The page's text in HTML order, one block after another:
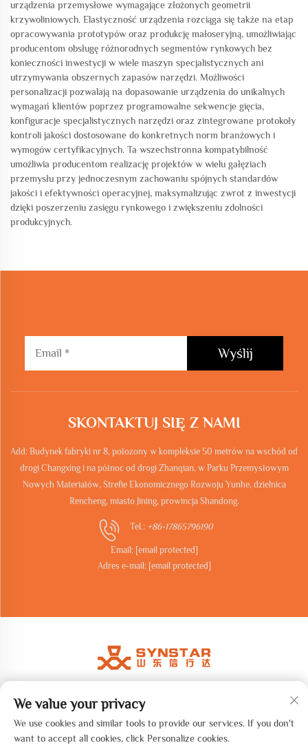
urządzenia przemysłowe wymagające złożonych geometrii
krzywoliniowych. Elastyczność urządzenia rozciąga się także na etap
opracowywania prototypów oraz produkcję małoseryjną, umożliwiając
producentom obsługę różnorodnych segmentów rynkowych bez
konieczności inwestycji w wiele maszyn specjalistycznych ani
utrzymywania obszernych zapasów narzędzi. Możliwości
personalizacji pozwalają na dopasowanie urządzenia do unikalnych
wymagań klientów poprzez programowalne sekwencje gięcia,
konfiguracje specjalistycznych narzędzi oraz zintegrowane protokoły
kontroli jakości dostosowane do konkretnych norm branżowych i
wymogów certyfikacyjnych. Ta wszechstronna kompatybilność
umożliwia producentom realizację projektów w wielu gałęziach
przemysłu przy jednoczesnym zachowaniu spójnych standardów
jakości i efektywności operacyjnej, maksymalizując zwrot z inwestycji
dzięki poszerzeniu zasięgu rynkowego i zwiększeniu zdolności
produkcyjnych.
Wyślij
SKONTAKTUJ SIĘ Z NAMI
Add: Budynek fabryki nr 8, położony w kompleksie 50 metrów na wschód od
drogi Changxing i na północ od drogi Zhanqian, w Parku Przemysłowym
Nowych Materiałów, Strefie Ekonomicznego Rozwoju Yunhe, dzielnica
Rencheng, miasto Jining, prowincja Shandong.
Tel.: +86-17865796190
Email: [email protected]
Adres e-mail: [email protected]
Copyright © 2026 Shandong synstar Intelligent Technology Co., Ltd.
We value your privacy
We use cookies and similar tools to provide our services. If you don't
want to accept all cookies, click Personalize cookies.